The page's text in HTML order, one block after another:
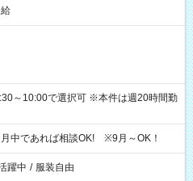
～10:00で選択可 ※本件は週20時間勤
であれば相談OK! ※9月～OK！
躍中 / 服装自由